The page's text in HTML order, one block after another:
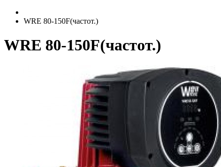
WRE 80-150F(частот.)
WRE 80-150F(частот.)